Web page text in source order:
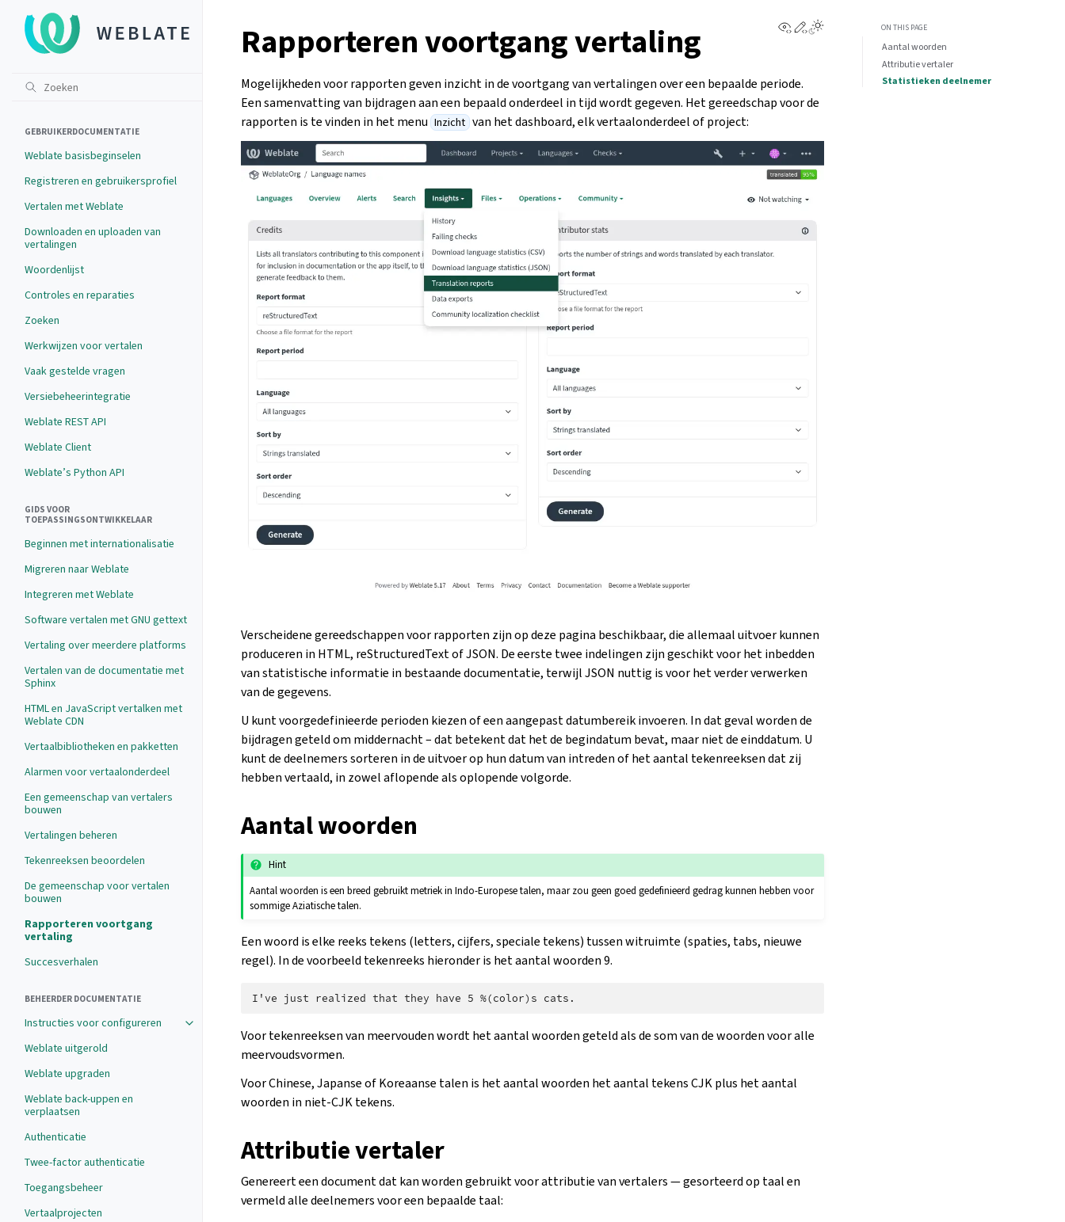
GEBRUIKERDOCUMENTATIE
Weblate basisbeginselen
Registreren en gebruikersprofiel
Vertalen met Weblate
Downloaden en uploaden van
vertalingen
Woordenlijst
Controles en reparaties
Zoeken
Werkwijzen voor vertalen
Vaak gestelde vragen
Versiebeheerintegratie
Weblate REST API
Weblate Client
Weblate’s Python API
GIDS VOOR
TOEPASSINGSONTWIKKELAAR
Beginnen met internationalisatie
Migreren naar Weblate
Integreren met Weblate
Software vertalen met GNU gettext
Vertaling over meerdere platforms
Vertalen van de documentatie met
Sphinx
HTML en JavaScript vertalken met
Weblate CDN
Vertaalbibliotheken en pakketten
Alarmen voor vertaalonderdeel
Een gemeenschap van vertalers
bouwen
Vertalingen beheren
Tekenreeksen beoordelen
De gemeenschap voor vertalen
bouwen
Rapporteren voortgang
vertaling
Succesverhalen
BEHEERDER DOCUMENTATIE
Instructies voor configureren
Weblate uitgerold
Weblate upgraden
Weblate back-uppen en
verplaatsen
Authenticatie
Twee-factor authenticatie
Toegangsbeheer
Vertaalprojecten
View this page
Edit this page
Rapporteren voortgang vertaling
Mogelijkheden voor rapporten geven inzicht in de voortgang van vertalingen over een bepaalde periode.
Een samenvatting van bijdragen aan een bepaald onderdeel in tijd wordt gegeven. Het gereedschap voor de
rapporten is te vinden in het menu Inzicht van het dashboard, elk vertaalonderdeel of project:
Verscheidene gereedschappen voor rapporten zijn op deze pagina beschikbaar, die allemaal uitvoer kunnen
produceren in HTML, reStructuredText of JSON. De eerste twee indelingen zijn geschikt voor het inbedden
van statistische informatie in bestaande documentatie, terwijl JSON nuttig is voor het verder verwerken
van de gegevens.
U kunt voorgedefinieerde perioden kiezen of een aangepast datumbereik invoeren. In dat geval worden de
bijdragen geteld om middernacht – dat betekent dat het de begindatum bevat, maar niet de einddatum. U
kunt de deelnemers sorteren in de uitvoer op hun datum van intreden of het aantal tekenreeksen dat zij
hebben vertaald, in zowel aflopende als oplopende volgorde.
Aantal woorden
Hint
Aantal woorden is een breed gebruikt metriek in Indo-Europese talen, maar zou geen goed gedefinieerd gedrag kunnen hebben voor
sommige Aziatische talen.
Een woord is elke reeks tekens (letters, cijfers, speciale tekens) tussen witruimte (spaties, tabs, nieuwe
regel). In de voorbeeld tekenreeks hieronder is het aantal woorden 9.
Voor tekenreeksen van meervouden wordt het aantal woorden geteld als de som van de woorden voor alle
meervoudsvormen.
Voor Chinese, Japanse of Koreaanse talen is het aantal woorden het aantal tekens CJK plus het aantal
woorden in niet-CJK tekens.
Attributie vertaler
Genereert een document dat kan worden gebruikt voor attributie van vertalers — gesorteerd op taal en
vermeld alle deelnemers voor een bepaalde taal:
ON THIS PAGE
Aantal woorden
Attributie vertaler
Statistieken deelnemer